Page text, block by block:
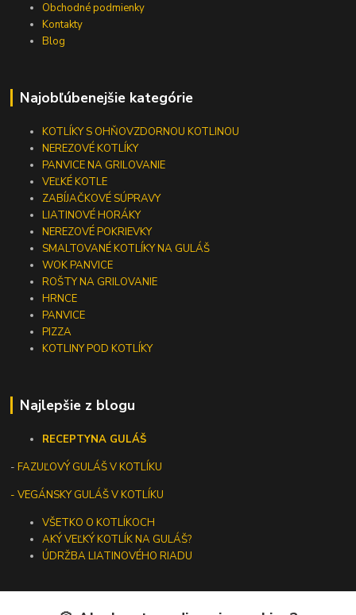
Obchodné podmienky
Kontakty
Blog
Najobľúbenejšie kategórie
KOTLÍKY S OHŇOVZDORNOU KOTLINOU
NEREZOVÉ KOTLÍKY
PANVICE NA GRILOVANIE
VEĽKÉ KOTLE
ZABÍJAČKOVÉ SÚPRAVY
LIATINOVÉ HORÁKY
NEREZOVÉ POKRIEVKY
SMALTOVANÉ KOTLÍKY NA GULÁŠ
WOK PANVICE
ROŠTY NA GRILOVANIE
HRNCE
PANVICE
PIZZA
KOTLINY POD KOTLÍKY
Najlepšie z blogu
RECEPTYNA GULÁŠ
-FAZUĽOVÝ GULÁŠ V KOTLÍKU
- VEGÁNSKY GULÁŠ V KOTLÍKU
VŠETKO O KOTLÍKOCH
AKÝ VEĽKÝ KOTLÍK NA GULÁŠ?
ÚDRŽBA LIATINOVÉHO RIADU